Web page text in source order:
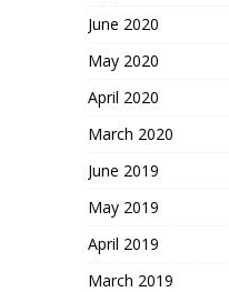
June 2020
May 2020
April 2020
March 2020
June 2019
May 2019
April 2019
March 2019